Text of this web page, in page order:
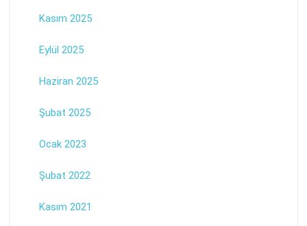
Kasım 2025
Eylül 2025
Haziran 2025
Şubat 2025
Ocak 2023
Şubat 2022
Kasım 2021